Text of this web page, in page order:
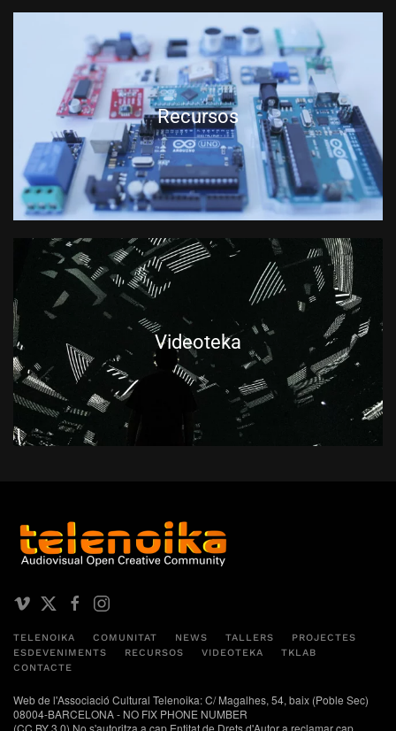
Recursos
Videoteka
TELENOIKA COMUNITAT NEWS TALLERS
PROJECTES
ESDEVENIMENTS
RECURSOS VIDEOTEKA
TKLAB
CONTACTE
Web de l'Associació Cultural Telenoika: C/ Magalhes, 54, baix (Poble Sec)
08004-BARCELONA - NO FIX PHONE NUMBER